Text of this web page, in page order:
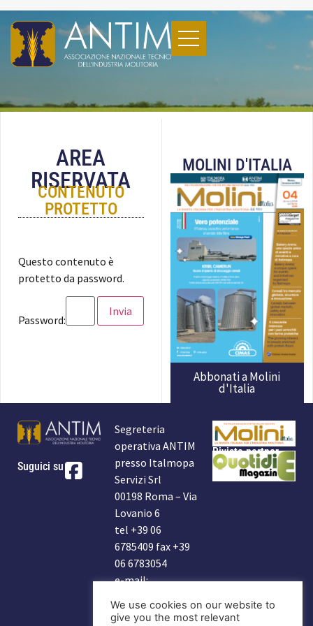
AREA
RISERVATA
CONTENUTO
PROTETTO
Questo contenuto è
protetto da password.
Password:
MOLINI D'ITALIA
Abbonati a Molini
d'Italia
Suguici su
Segreteria
operativa ANTIM
presso Italmopa
Servizi Srl
00198 Roma – Via
Lovanio 6
tel +39 06
6785409 fax +39
06 6783054
e-mail:
indirizzo Antim:
Rivista partner
We use cookies on our website to
give you the most relevant